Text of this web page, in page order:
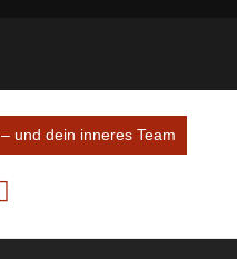
und dein inneres Team